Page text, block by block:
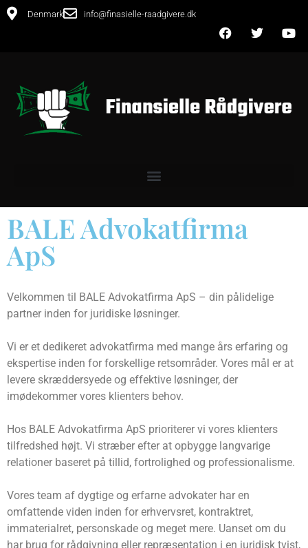
Denmark info@finasielle-raadgivere.dk
BALE Advokatfirma
ApS
Velkommen til BALE Advokatfirma ApS – din pålidelige
partner inden for juridiske løsninger.
Vi er et dedikeret advokatfirma med mange års erfaring og
ekspertise inden for forskellige retsområder. Vores mål er at
levere skræddersyede og effektive løsninger, der
imødekommer vores klienters behov.
Hos BALE Advokatfirma ApS prioriterer vi vores klienters
tilfredshed højt. Vi stræber efter at opbygge langvarige
relationer baseret på tillid, fortrolighed og professionalisme.
Vores team af dygtige og erfarne advokater har en
omfattende viden inden for erhvervsret, kontraktret,
immaterialret, personskade og meget mere. Uanset om du
har brug for rådgivning eller repræsentation i en juridisk tvist,